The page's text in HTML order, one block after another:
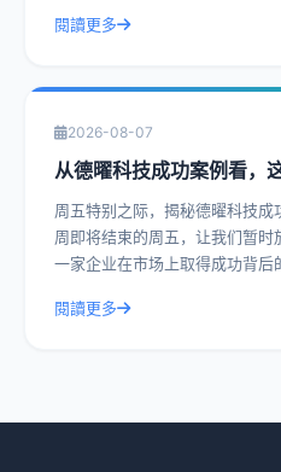
閱讀更多
2026-08-07
从德曜科技成功案例看，
周五特别之际，揭秘德曜科技成功背后的秘
周即将结束的周五，让我们暂
一家企业在市场上取得成功背后
閱讀更多